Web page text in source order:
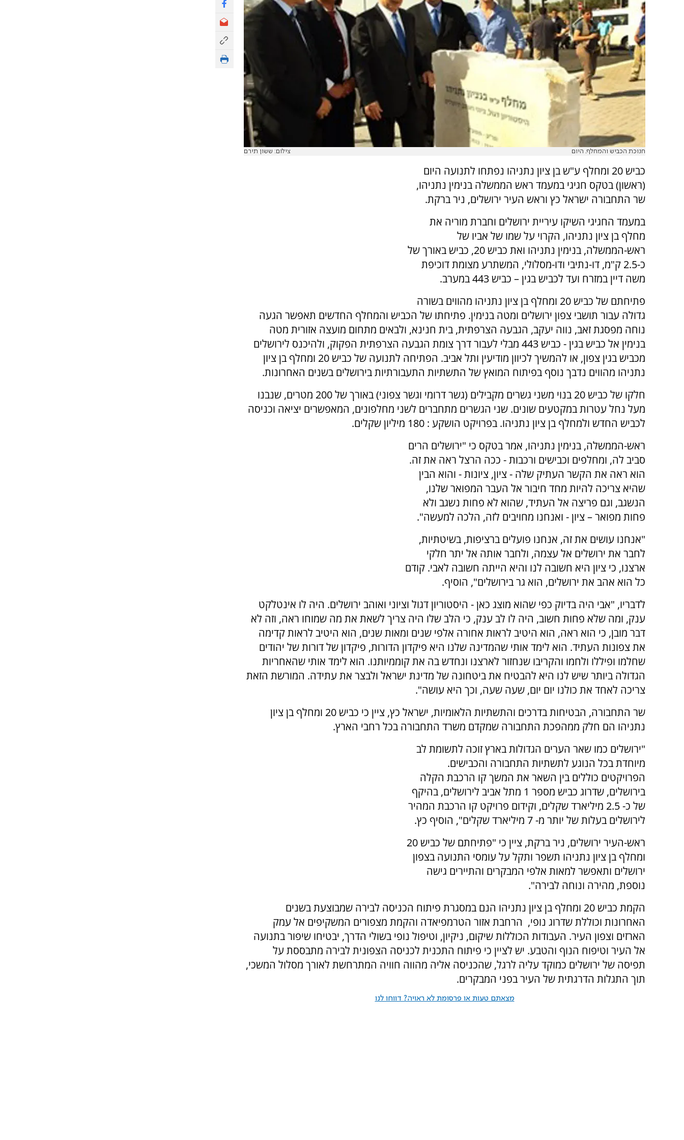
חנוכת הכביש והמחלף. היום צילום: ששון תירם
כביש 20 ומחלף ע"ש בן ציון נתניהו נפתחו לתנועה היום
(ראשון) בטקס חגיגי במעמד ראש הממשלה בנימין נתניהו,
שר התחבורה ישראל כץ וראש העיר ירושלים, ניר ברקת.
במעמד החגיגי השיקו עיריית ירושלים וחברת מוריה את
מחלף בן ציון נתניהו, הקרוי על שמו של אביו של
ראש-הממשלה, בנימין נתניהו ואת כביש 20, כביש באורך של
כ-2.5 ק"מ, דו-נתיבי ודו-מסלולי, המשתרע מצומת דוכיפת
משה דיין במזרח ועד לכביש בגין – כביש 443 במערב.
פתיחתם של כביש 20 ומחלף בן ציון נתניהו מהווים בשורה
גדולה עבור תושבי צפון ירושלים ומטה בנימין. פתיחתו של הכביש והמחלף החדשים תאפשר הגעה
נוחה מפסגת זאב, נווה יעקב, הגבעה הצרפתית, בית חנינא, ולבאים מתחום מועצה אזורית מטה
בנימין אל כביש בגין - כביש 443 מבלי לעבור דרך צומת הגבעה הצרפתית הפקוק, ולהיכנס לירושלים
מכביש בגין צפון, או להמשיך לכיוון מודיעין ותל אביב. הפתיחה לתנועה של כביש 20 ומחלף בן ציון
נתניהו מהווים נדבך נוסף בפיתוח המואץ של התשתיות התעבורתיות בירושלים בשנים האחרונות.
חלקו של כביש 20 בנוי משני גשרים מקבילים (גשר דרומי וגשר צפוני) באורך של 200 מטרים, שנבנו
מעל נחל עטרות במקטעים שונים. שני הגשרים מתחברים לשני מחלפונים, המאפשרים יציאה וכניסה
לכביש החדש ולמחלף בן ציון נתניהו. בפרויקט הושקע : 180 מיליון שקלים.
ראש-הממשלה, בנימין נתניהו, אמר בטקס כי "ירושלים הרים
סביב לה, ומחלפים וכבישים ורכבות - ככה הרצל ראה את זה.
הוא ראה את הקשר העתיק שלה - ציון, ציונות - והוא הבין
שהיא צריכה להיות מחד חיבור אל העבר המפואר שלנו,
הנשגב, וגם פריצה אל העתיד, שהוא לא פחות נשגב ולא
פחות מפואר – ציון - ואנחנו מחויבים לזה, הלכה למעשה".
"אנחנו עושים את זה, אנחנו פועלים ברציפות, בשיטתיות,
לחבר את ירושלים אל עצמה, ולחבר אותה אל יתר חלקי
ארצנו, כי ציון היא חשובה לנו והיא הייתה חשובה לאבי. קודם
כל הוא אהב את ירושלים, הוא גר בירושלים", הוסיף.
לדבריו, "אבי היה בדיוק כפי שהוא מוצג כאן - היסטוריון דגול וציוני ואוהב ירושלים. היה לו אינטלקט
ענק, ומה שלא פחות חשוב, היה לו לב ענק, כי הלב שלו היה צריך לשאת את מה שמוחו ראה, וזה לא
דבר מובן, כי הוא ראה, הוא היטיב לראות אחורה אלפי שנים ומאות שנים, הוא היטיב לראות קדימה
את צפונות העתיד. הוא לימד אותי שהמדינה שלנו היא פיקדון הדורות, פיקדון של דורות של יהודים
שחלמו ופיללו ולחמו והקריבו שנחזור לארצנו ונחדש בה את קוממיותנו. הוא לימד אותי שהאחריות
הגדולה ביותר שיש לנו היא להבטיח את ביטחונה של מדינת ישראל ולבצר את עתידה. המורשת הזאת
צריכה לאחד את כולנו יום יום, שעה שעה, וכך היא עושה".
שר התחבורה, הבטיחות בדרכים והתשתיות הלאומיות, ישראל כץ, ציין כי כביש 20 ומחלף בן ציון
נתניהו הם חלק ממהפכת התחבורה שמקדם משרד התחבורה בכל רחבי הארץ.
"ירושלים כמו שאר הערים הגדולות בארץ זוכה לתשומת לב
מיוחדת בכל הנוגע לתשתיות התחבורה והכבישים.
הפרויקטים כוללים בין השאר את המשך קו הרכבת הקלה
בירושלים, שדרוג כביש מספר 1 מתל אביב לירושלים, בהיקף
של כ- 2.5 מיליארד שקלים, וקידום פרויקט קו הרכבת המהיר
לירושלים בעלות של יותר מ- 7 מיליארד שקלים", הוסיף כץ.
ראש-העיר ירושלים, ניר ברקת, ציין כי "פתיחתם של כביש 20
ומחלף בן ציון נתניהו תשפר ותקל על עומסי התנועה בצפון
ירושלים ותאפשר למאות אלפי המבקרים והתיירים גישה
נוספת, מהירה ונוחה לבירה".
הקמת כביש 20 ומחלף בן ציון נתניהו הנם במסגרת פיתוח הכניסה לבירה שמבוצעת בשנים
האחרונות וכוללת שדרוג נופי, הרחבת אזור הטרמפיאדה והקמת מצפורים המשקיפים אל עמק
הארזים וצפון העיר. העבודות הכוללות שיקום, ניקיון, וטיפול נופי בשולי הדרך, יבטיחו שיפור בתנועה
אל העיר וטיפוח הנוף והטבע. יש לציין כי פיתוח התכנית לכניסה הצפונית לבירה מתבססת על
תפיסה של ירושלים כמוקד עליה לרגל, שהכניסה אליה מהווה חוויה המתרחשת לאורך מסלול המשכי,
תוך התגלות הדרגתית של העיר בפני המבקרים.
מצאתם טעות או פרסומת לא ראויה? דווחו לנו